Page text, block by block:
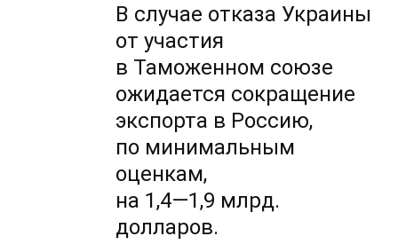
В случае отказа Украины
от участия
в Таможенном союзе
ожидается сокращение
экспорта в Россию,
по минимальным
оценкам,
на 1,4—1,9 млрд.
долларов.